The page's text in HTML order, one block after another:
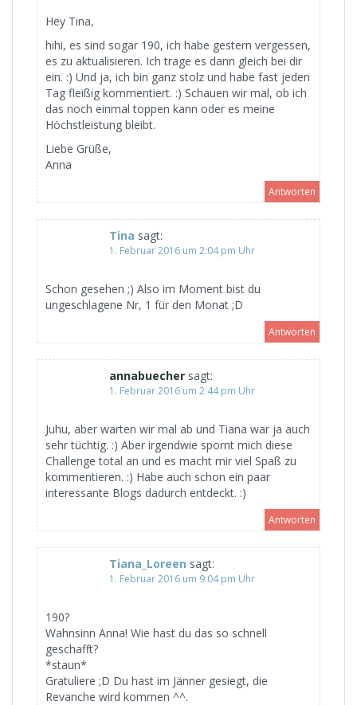
Hey Tina,
hihi, es sind sogar 190, ich habe gestern vergessen,
es zu aktualisieren. Ich trage es dann gleich bei dir
ein. :) Und ja, ich bin ganz stolz und habe fast jeden
Tag fleißig kommentiert. :) Schauen wir mal, ob ich
das noch einmal toppen kann oder es meine
Höchstleistung bleibt.
Liebe Grüße,
Anna
Antworten
Tina sagt:
1. Februar 2016 um 2:04 pm Uhr
Schon gesehen ;) Also im Moment bist du
ungeschlagene Nr, 1 für den Monat ;D
Antworten
annabuecher sagt:
1. Februar 2016 um 2:44 pm Uhr
Juhu, aber warten wir mal ab und Tiana war ja auch
sehr tüchtig. :) Aber irgendwie spornt mich diese
Challenge total an und es macht mir viel Spaß zu
kommentieren. :) Habe auch schon ein paar
interessante Blogs dadurch entdeckt. :)
Antworten
Tiana_Loreen sagt:
1. Februar 2016 um 9:04 pm Uhr
190?
Wahnsinn Anna! Wie hast du das so schnell
geschafft?
*staun*
Gratuliere ;D Du hast im Jänner gesiegt, die
Revanche wird kommen ^^.